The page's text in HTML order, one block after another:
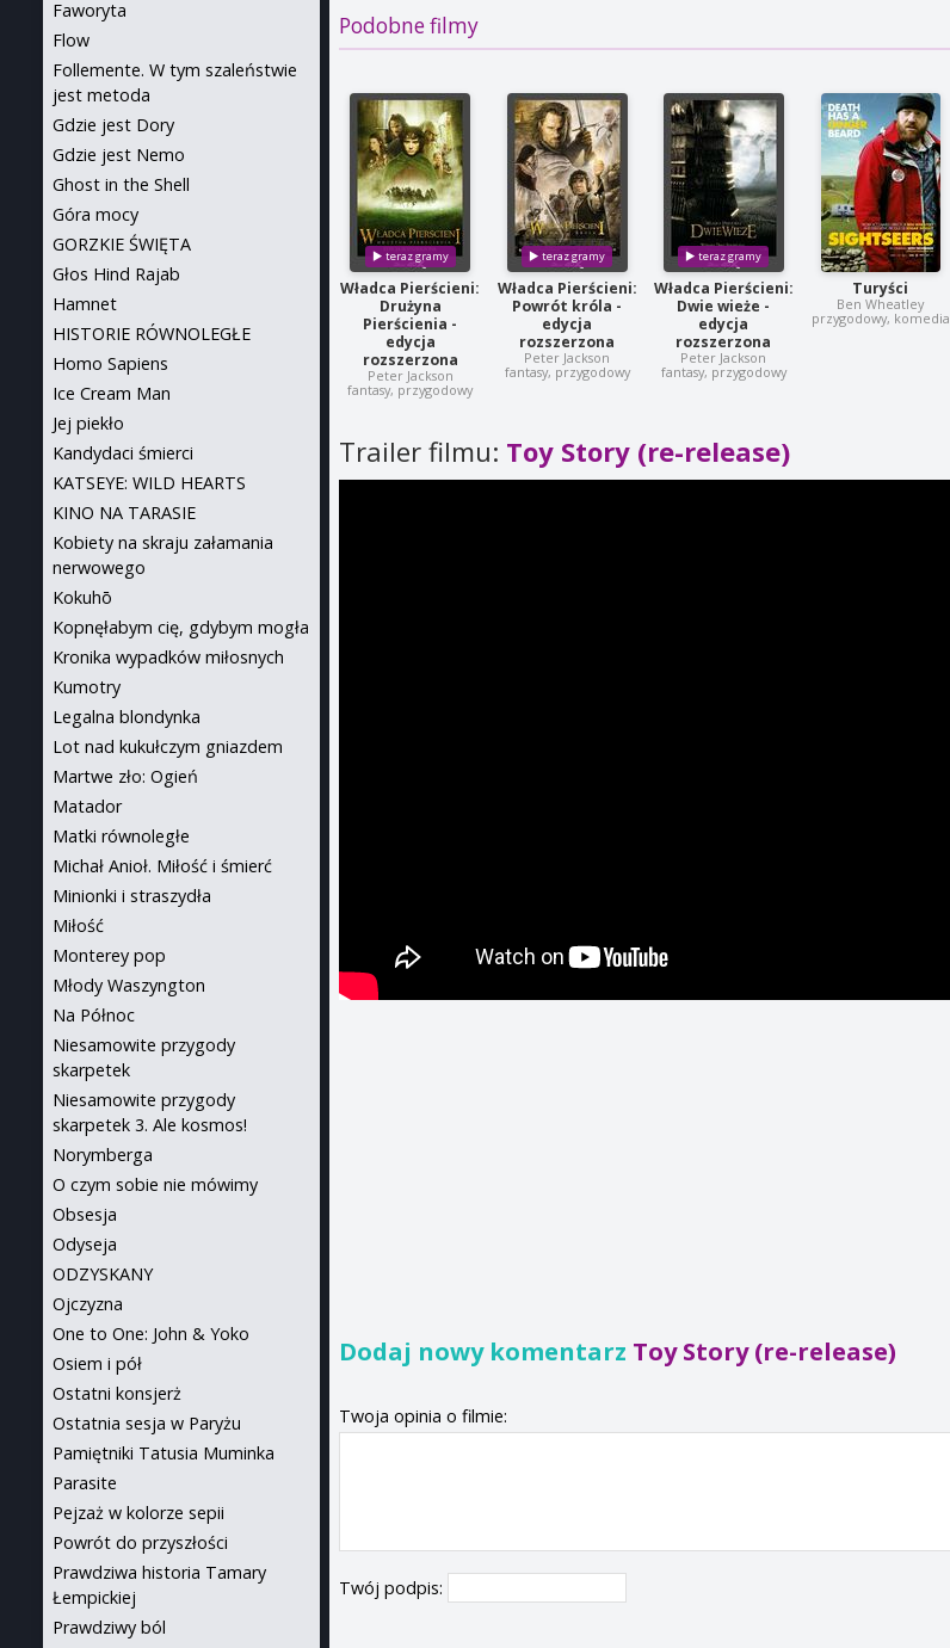
Podobne filmy
Władca Pierścieni:
Drużyna
Pierścienia -
edycja
rozszerzona
Peter Jackson
fantasy, przygodowy
Władca Pierścieni:
Powrót króla -
edycja
rozszerzona
Peter Jackson
fantasy, przygodowy
Władca Pierścieni:
Dwie wieże -
edycja
rozszerzona
Peter Jackson
fantasy, przygodowy
Turyści
Ben Wheatley
przygodowy, komedia
Trailer filmu: Toy Story (re-release)
Dodaj nowy komentarz Toy Story (re-release)
Twoja opinia o filmie:
Twój podpis:
Faworyta
Flow
Follemente. W tym szaleństwie
jest metoda
Gdzie jest Dory
Gdzie jest Nemo
Ghost in the Shell
Góra mocy
GORZKIE ŚWIĘTA
Głos Hind Rajab
Hamnet
HISTORIE RÓWNOLEGŁE
Homo Sapiens
Ice Cream Man
Jej piekło
Kandydaci śmierci
KATSEYE: WILD HEARTS
KINO NA TARASIE
Kobiety na skraju załamania
nerwowego
Kokuhō
Kopnęłabym cię, gdybym mogła
Kronika wypadków miłosnych
Kumotry
Legalna blondynka
Lot nad kukułczym gniazdem
Martwe zło: Ogień
Matador
Matki równoległe
Michał Anioł. Miłość i śmierć
Minionki i straszydła
Miłość
Monterey pop
Młody Waszyngton
Na Północ
Niesamowite przygody
skarpetek
Niesamowite przygody
skarpetek 3. Ale kosmos!
Norymberga
O czym sobie nie mówimy
Obsesja
Odyseja
ODZYSKANY
Ojczyzna
One to One: John & Yoko
Osiem i pół
Ostatni konsjerż
Ostatnia sesja w Paryżu
Pamiętniki Tatusia Muminka
Parasite
Pejzaż w kolorze sepii
Powrót do przyszłości
Prawdziwa historia Tamary
Łempickiej
Prawdziwy ból